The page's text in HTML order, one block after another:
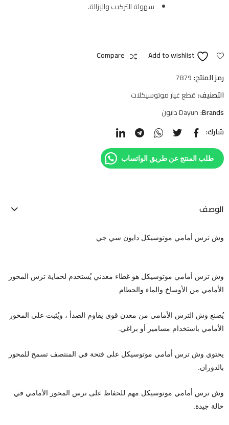
سهولة التركيب والإزالة.
Add to wishlist
Compare
رمز المنتج:7879
التصنيف:قطع غيار موتوسيكلات
Brands: Dayun دايون
شارك:
طلب المنتج عن طريق الواتساب
الوصف
وش ترس أمامي موتوسيكل دايون سي جي
وش ترس أمامي موتوسيكل هو غطاء معدني يُستخدم لحماية ترس المحور
الأمامي من الأوساخ والماء والحطام.
يُصنع وش الترس الأمامي من معدن قوي يقاوم الصدأ ، ويُثبت على المحور
الأمامي باستخدام مسامير أو براغي.
يحتوي وش ترس أمامي موتوسيكل على فتحة في المنتصف تسمح للمحور
بالدوران
وش ترس أمامي موتوسيكل مهم للحفاظ على ترس المحور الأمامي في
حالة جيدة.